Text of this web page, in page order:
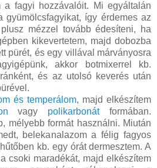
a fagyi hozzávalóit. Mi egyáltalán
gyümölcsfagyikat, így érdemes az
mézzel tovább édesíteni, ha
kikevertetem, majd dobozba
pürét, és egy villával márványosra
akkor botmixerrel kb.
és az utolsó keverés után
és temperálom, majd elkészítem
vagy polikarbonátformában.
mélyebb formát használni. Miután
belekanalazom a félig fagyos
kb. egy órát dermesztem. A
csoki maradékát, majd elkészítem